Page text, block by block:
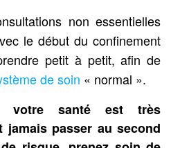
non essentielles
le début du confinement
petit à petit, afin de
de soin « normal ».
votre santé est très
jamais passer au second